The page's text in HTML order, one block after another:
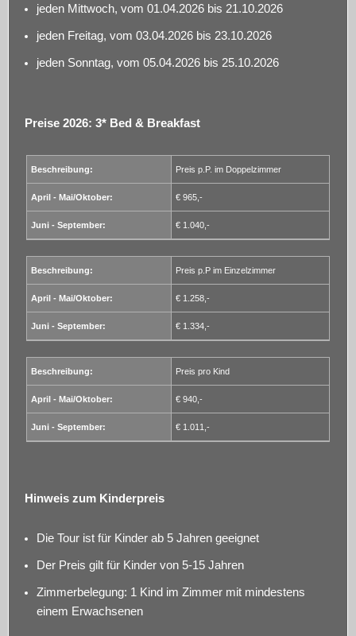
jeden Mittwoch, vom 01.04.2026 bis 21.10.2026
jeden Freitag, vom 03.04.2026 bis 23.10.2026
jeden Sonntag, vom 05.04.2026 bis 25.10.2026
Preise 2026: 3* Bed & Breakfast
Preis p.P. im Doppelzimmer
€ 965,-
€ 1.040,-
Preis p.P im Einzelzimmer
€ 1.258,-
€ 1.334,-
Preis pro Kind
€ 940,-
€ 1.011,-
Hinweis zum Kinderpreis
Die Tour ist für Kinder ab 5 Jahren geeignet
Der Preis gilt für Kinder von 5-15 Jahren
Zimmerbelegung: 1 Kind im Zimmer mit mindestens
einem Erwachsenen